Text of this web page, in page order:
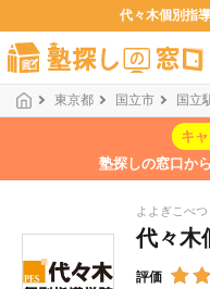
代々木個別指
東京都 国立市 国立
キ
塾探しの窓口か
よよぎこべ
代々木
評価